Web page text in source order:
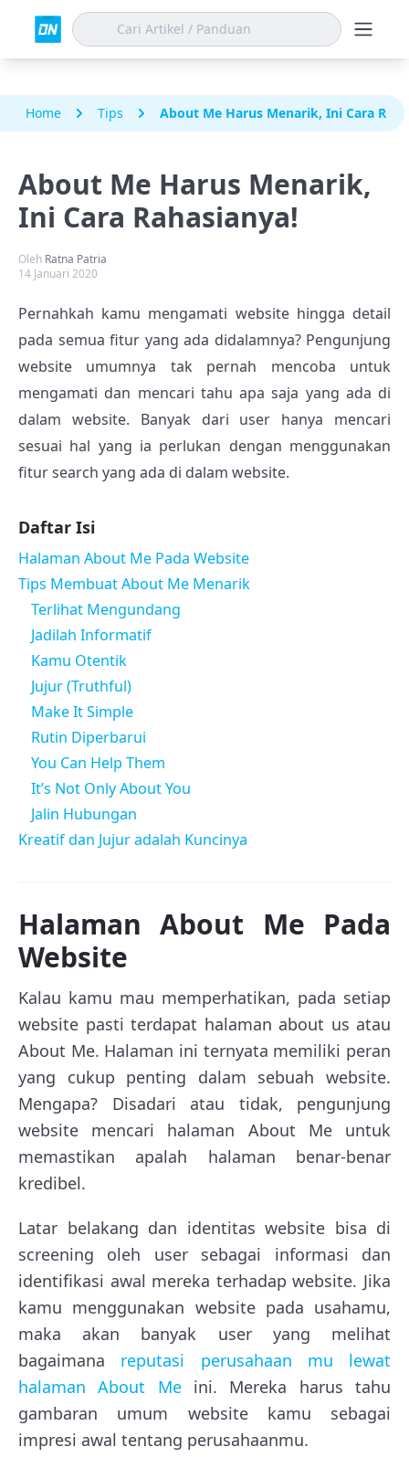
Home Tips About Me Harus Menarik, Ini Cara
About Me Harus Menarik,
Ini Cara Rahasianya!
Oleh Ratna Patria
14 Januari 2020
Pernahkah kamu mengamati website hingga detail
pada semua fitur yang ada didalamnya? Pengunjung
website umumnya tak pernah mencoba untuk
mengamati dan mencari tahu apa saja yang ada di
dalam website. Banyak dari user hanya mencari
sesuai hal yang ia perlukan dengan menggunakan
fitur search yang ada di dalam website.
Daftar Isi
Halaman About Me Pada Website
Tips Membuat About Me Menarik
Terlihat Mengundang
Jadilah Informatif
Kamu Otentik
Jujur (Truthful)
Make It Simple
Rutin Diperbarui
You Can Help Them
It’s Not Only About You
Jalin Hubungan
Kreatif dan Jujur adalah Kuncinya
Halaman About Me Pada
Website
Kalau kamu mau memperhatikan, pada setiap
website pasti terdapat halaman about us atau
About Me. Halaman ini ternyata memiliki peran
yang cukup penting dalam sebuah website.
Mengapa? Disadari atau tidak, pengunjung
website mencari halaman About Me untuk
memastikan apalah halaman benar-benar
kredibel.
Latar belakang dan identitas website bisa di
screening oleh user sebagai informasi dan
identifikasi awal mereka terhadap website. Jika
kamu menggunakan website pada usahamu,
maka akan banyak user yang melihat
bagaimana reputasi perusahaan mu lewat
halaman About Meini. Mereka harus tahu
gambaran umum website kamu sebagai
impresi awal tentang perusahaanmu.